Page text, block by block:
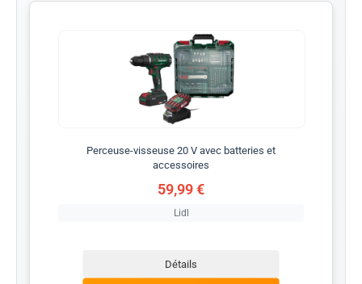
Perceuse-visseuse 20 V avec batteries et
accessoires
59,99 €
Lidl
Détails